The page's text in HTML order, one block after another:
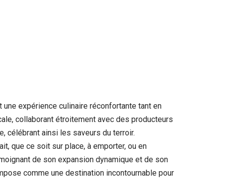
expérience culinaire réconfortante tant en
collaborant étroitement avec des producteurs
célébrant ainsi les saveurs du terroir.
que ce soit sur place, à emporter, ou en
de son expansion dynamique et de son
comme une destination incontournable pour